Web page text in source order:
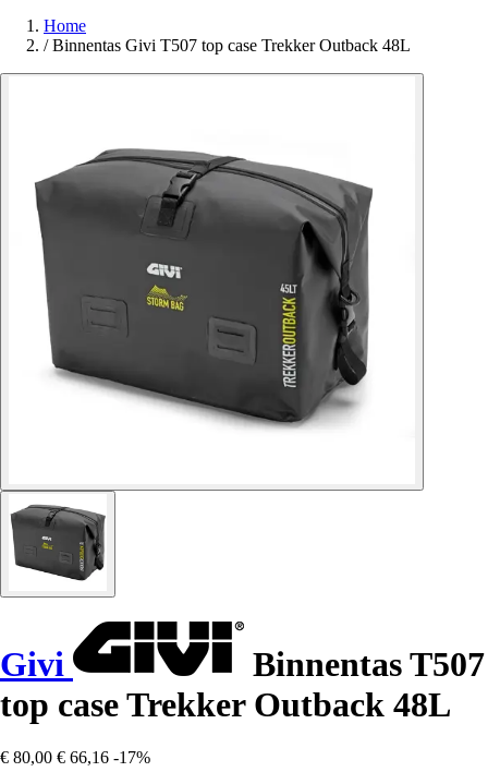
Home
/ Binnentas Givi T507 top case Trekker Outback 48L
Givi
Binnentas T507
top case Trekker Outback 48L
€ 80,00 € 66,16 -17%